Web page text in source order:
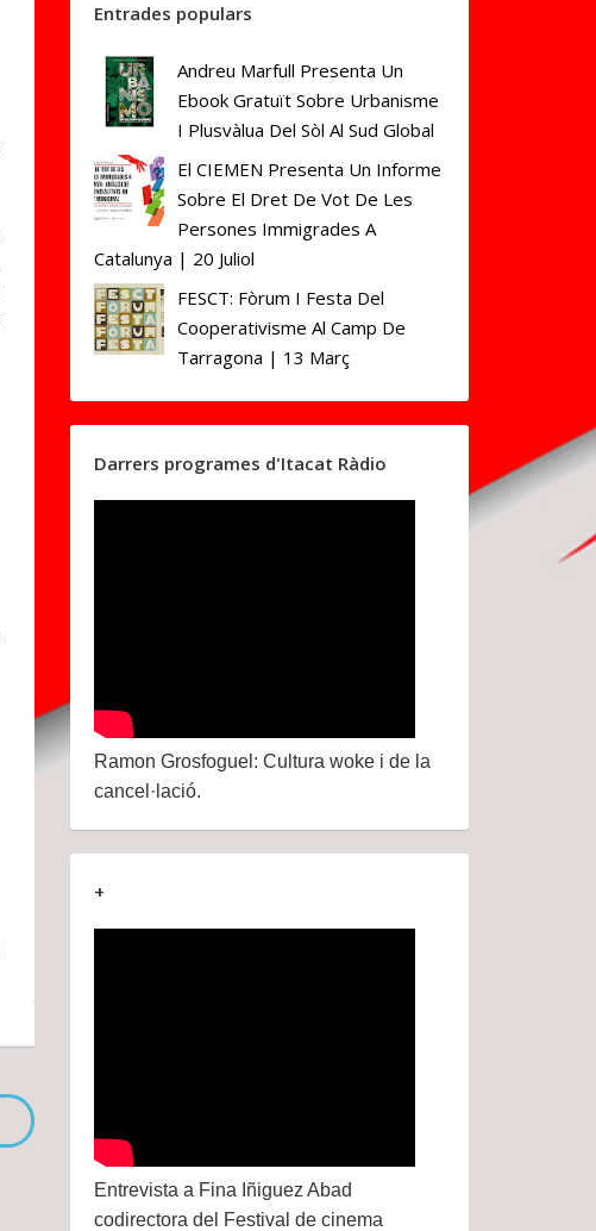
Entrades populars
Andreu Marfull Presenta Un
Ebook Gratuït Sobre Urbanisme
I Plusvàlua Del Sòl Al Sud Global
El CIEMEN Presenta Un Informe
Sobre El Dret De Vot De Les
Persones Immigrades A
Catalunya | 20 Juliol
FESCT: Fòrum I Festa Del
Cooperativisme Al Camp De
Tarragona | 13 Març
Darrers programes d'Itacat Ràdio
Ramon Grosfoguel: Cultura woke i de la
cancel·lació.
+
Entrevista a Fina Iñiguez Abad
codirectora del Festival de cinema